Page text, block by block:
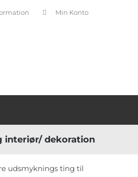
Min Konto
interiør/ dekoration
udsmyknings ting til